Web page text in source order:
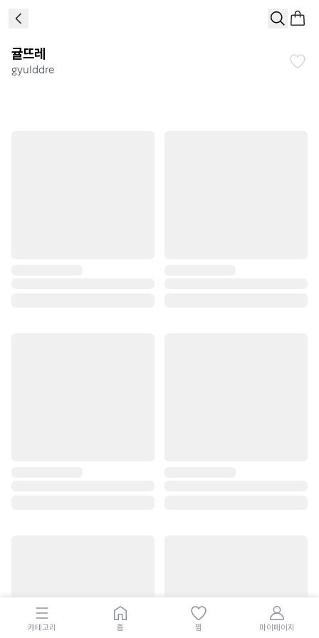
귤뜨레
gyulddre
카테고리 홈 찜 마이페이지